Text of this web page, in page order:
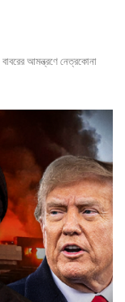
আমন্ত্রণে নেত্রকোনা